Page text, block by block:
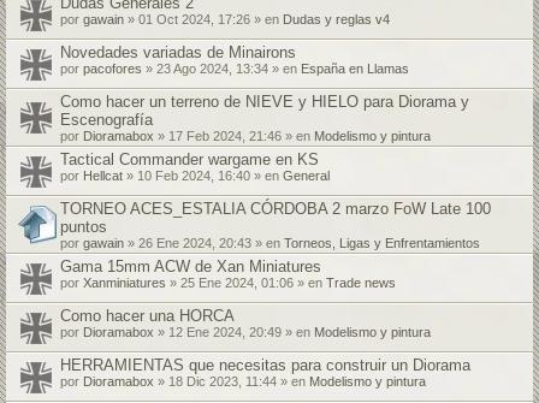
por gawain » 01 Oct 2024, 17:26 » en Dudas y reglas v4
Novedades variadas de Minairons
por pacofores » 23 Ago 2024, 13:34 » en España en Llamas
Como hacer un terreno de NIEVE y HIELO para Diorama y
Escenografía
por Dioramabox » 17 Feb 2024, 21:46 » en Modelismo y pintura
Tactical Commander wargame en KS
por Hellcat » 10 Feb 2024, 16:40 » en General
TORNEO ACES_ESTALIA CÓRDOBA 2 marzo FoW Late 100
puntos
por gawain » 26 Ene 2024, 20:43 » en Torneos, Ligas y Enfrentamientos
Gama 15mm ACW de Xan Miniatures
por Xanminiatures » 25 Ene 2024, 01:06 » en Trade news
Como hacer una HORCA
por Dioramabox » 12 Ene 2024, 20:49 » en Modelismo y pintura
HERRAMIENTAS que necesitas para construir un Diorama
por Dioramabox » 18 Dic 2023, 11:44 » en Modelismo y pintura